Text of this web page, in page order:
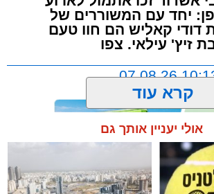
יחד עם המשוררים של
דודי קאליש הם חוו טעם
זיץ' עילאי. צפו
, דודי קאליש
קרא עוד
אולי יעניין אותך גם